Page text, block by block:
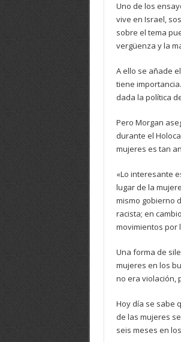
Uno de los
vive en Israel,
sobre el tema
vergüenza y la
A ello se añade
tiene
dada la política
Pero Morgan
durante el
mujeres es tan
«Lo interesante
lugar de la
mismo gobierno
racista; en
movimientos por
Una forma de
mujeres en los
no era violación,
Hoy día se sabe
de las mujeres
seis meses en